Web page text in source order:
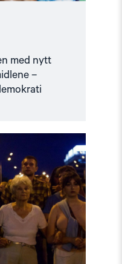
med nytt
–